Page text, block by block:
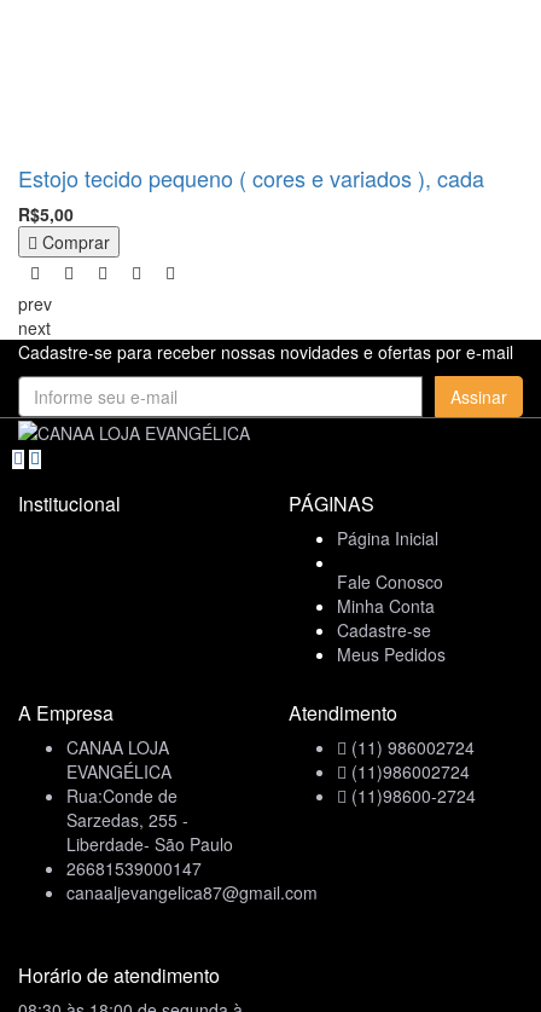
Estojo tecido pequeno ( cores e variados ), cada
R$5,00
Comprar
prev
next
Cadastre-se para receber nossas novidades e ofertas por e-mail
Assinar
Institucional PÁGINAS
Página Inicial
Fale Conosco
Minha Conta
Cadastre-se
Meus Pedidos
A Empresa
CANAA LOJA
EVANGÉLICA
Rua:Conde de
Sarzedas, 255 -
Liberdade- São Paulo
26681539000147
canaaljevangelica87@gmail.com
Horário de atendimento
Atendimento
(11) 986002724
(11)986002724
(11)98600-2724